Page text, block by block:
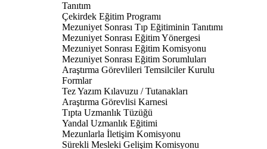
Tanıtım
Çekirdek Eğitim Programı
Mezuniyet Sonrası Tıp Eğitiminin Tanıtımı
Mezuniyet Sonrası Eğitim Yönergesi
Mezuniyet Sonrası Eğitim Komisyonu
Mezuniyet Sonrası Eğitim Sorumluları
Araştırma Görevlileri Temsilciler Kurulu
Formlar
Tez Yazım Kılavuzu / Tutanakları
Araştırma Görevlisi Karnesi
Tıpta Uzmanlık Tüzüğü
Yandal Uzmanlık Eğitimi
Mezunlarla İletişim Komisyonu
Sürekli Mesleki Gelişim Komisyonu